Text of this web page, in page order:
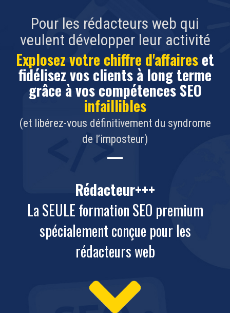
Pour les rédacteurs web qui
veulent développer leur activité
Explosez votre chiffre d'affaireset
fidélisez vos clients à long terme
grâce à vos compétences SEO
infaillibles
(et libérez-vous définitivement du syndrome
de l’imposteur)
Rédacteur+++
La SEULE formation SEO premium
spécialement conçue pour les
rédacteurs web